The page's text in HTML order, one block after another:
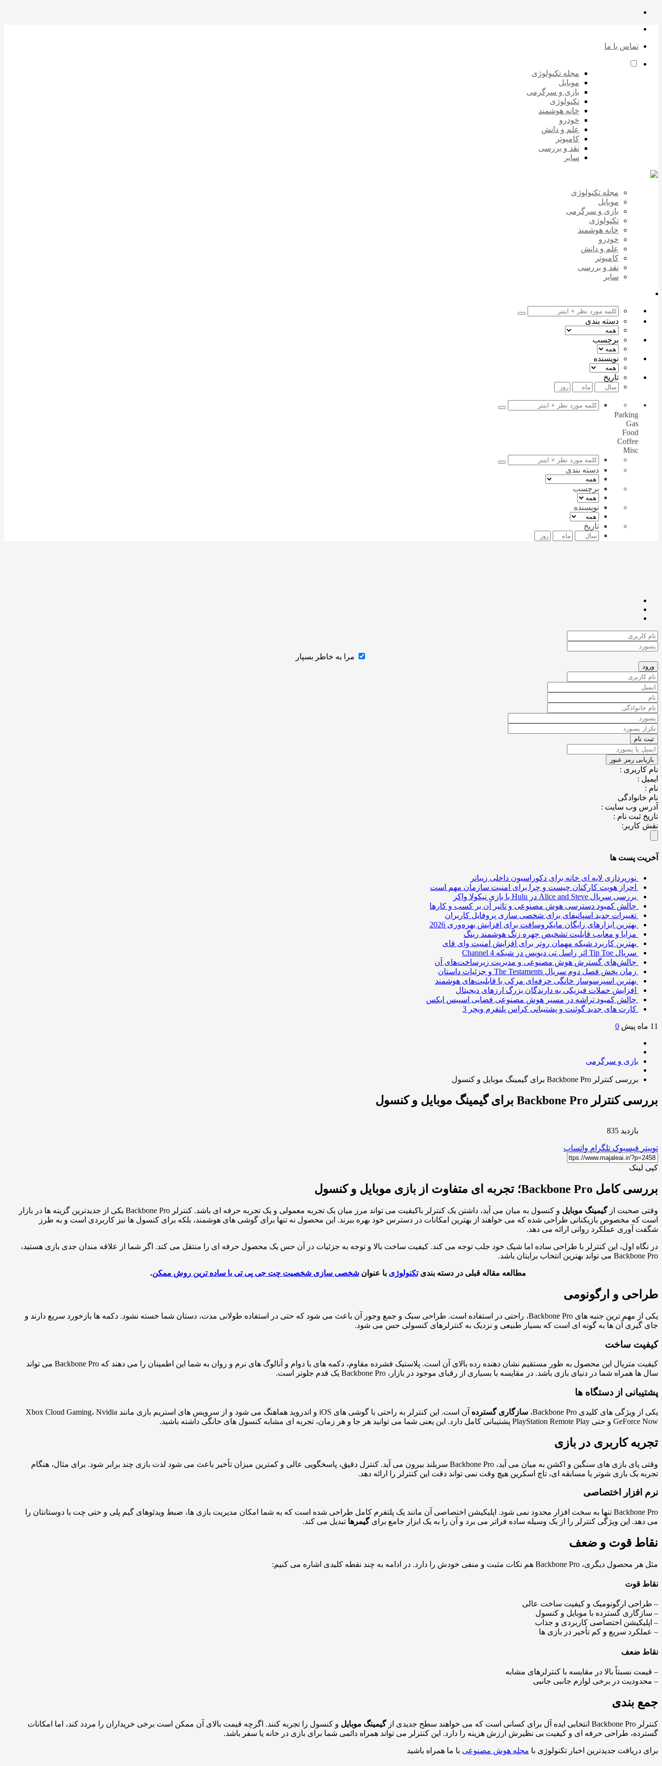
تماس با ما
مجله تکنولوژی
موبایل
بازی و سرگرمی
تکنولوژی
خانه هوشمند
خودرو
علم و دانش
کامپوتر
نقد و بررسی
سایر
مجله تکنولوژی
موبایل
بازی و سرگرمی
تکنولوژی
خانه هوشمند
خودرو
علم و دانش
کامپوتر
نقد و بررسی
سایر
دسته بندی
برچسب
نویسنده
تاریخ
Parking
Gas
Food
Coffee
Misc
دسته بندی
برچسب
نویسنده
تاریخ
مرا به خاطر بسپار
نام کاربری :
ایمیل :
نام :
نام خانوادگی
آدرس وب سایت :
تاریخ ثبت نام :
نقش کاربر:
آخریت پست ها
نورپردازی لایه ای خانه برای دکوراسیون داخلی زیباتر
احراز هویت کارکنان چیست و چرا برای امنیت سازمان مهم است
بررسی سریال Alice and Steve در Hulu با بازی نیکولا واکر
چالش کمبود دسترسی هوش مصنوعی و تاثیر آن بر کسب و کارها
تغییرات جدید اسپاتیفای برای شخصی سازی پروفایل کاربران
بهترین ابزارهای رایگان مایکروسافت برای افزایش بهره‌وری 2026
مزایا و معایب قابلیت تشخیص چهره زنگ هوشمند رینگ
بهترین کاربرد شبکه مهمان روتر برای افزایش امنیت وای فای
سریال Tip Toe اثر راسل تی دیویس در شبکه Channel 4
چالش‌های گسترش هوش مصنوعی و مدیریت زیرساخت‌های آن
زمان پخش فصل دوم سریال The Testaments و جزئیات داستان
بهترین اسپرسوساز خانگی حرفه‌ای مرکی با قابلیت‌های هوشمند
افزایش حملات فیزیکی به دارندگان بزرگ ارزهای دیجیتال
چالش کمبود تراشه در مسیر هوش مصنوعی فضایی اسپیس ایکس
کارت های جدید گوئنت و پشتیبانی کراس پلتفرم ویچر 3
11 ماه پیش 0
بازی و سرگرمی
بررسی کنترلر Backbone Pro برای گیمینگ موبایل و کنسول
بررسی کنترلر Backbone Pro برای گیمینگ موبایل و کنسول
بازدید 835
توییتر فیسبوک تلگرام واتساپ
کپی لینک
بررسی کامل Backbone Pro؛ تجربه ای متفاوت از بازی موبایل و کنسول
وقتی صحبت ازگیمینگ موبایل
و کنسول به میان می آید، داشتن یک کنترلر باکیفیت می تواند مرز میان یک تجربه معمولی و یک تجربه حرفه ای باشد. کنترلر Backbone Pro یکی از جدیدترین گزینه ها در بازار
است که مخصوص بازیکنانی طراحی شده که می خواهند از بهترین امکانات در دسترس خود بهره ببرند. این محصول نه تنها برای گوشی های هوشمند، بلکه برای کنسول ها نیز کاربردی است و به طرز
شگفت آوری عملکرد روانی ارائه می دهد.
در نگاه اول، این کنترلر با طراحی ساده اما شیک خود جلب توجه می کند. کیفیت ساخت بالا و توجه به جزئیات در آن حس یک محصول حرفه ای را منتقل می کند. اگر شما از علاقه مندان جدی بازی هستید،
Backbone Pro می تواند بهترین انتخاب برایتان باشد.
مطالعه مقاله قبلی در دسته بندیتکنولوژی با عنوانشخصی سازی شخصیت چت جی پی تی با ساده ترین روش ممکن.
طراحی و ارگونومی
یکی از مهم ترین جنبه های Backbone Pro، راحتی در استفاده است. طراحی سبک و جمع وجور آن باعث می شود که حتی در استفاده طولانی مدت، دستان شما خسته نشود. دکمه ها بازخورد سریع دارند و
جای گیری آن ها به گونه ای است که بسیار طبیعی و نزدیک به کنترلرهای کنسولی حس می شود.
کیفیت ساخت
کیفیت متریال این محصول به طور مستقیم نشان دهنده رده بالای آن است. پلاستیک فشرده مقاوم، دکمه های با دوام و آنالوگ های نرم و روان به شما این اطمینان را می دهند که Backbone Pro می تواند
سال ها همراه شما در دنیای بازی باشد. در مقایسه با بسیاری از رقبای موجود در بازار، Backbone Pro یک قدم جلوتر است.
پشتیبانی از دستگاه ها
یکی از ویژگی های کلیدی Backbone Pro، سازگاری گسترده
آن است. این کنترلر به راحتی با گوشی های iOS و اندروید هماهنگ می شود و از سرویس های استریم بازی مانند Xbox Cloud Gaming، Nvidia
GeForce Now و حتی PlayStation Remote Play پشتیبانی کامل دارد. این یعنی شما می توانید هر جا و هر زمان، تجربه ای مشابه کنسول های خانگی داشته باشید.
تجربه کاربری در بازی
وقتی پای بازی های سنگین و اکشن به میان می آید، Backbone Pro سربلند بیرون می آید. کنترل دقیق، پاسخگویی عالی و کمترین میزان تأخیر باعث می شود لذت بازی چند برابر شود. برای مثال، هنگام
تجربه یک بازی شوتر یا مسابقه ای، تاچ اسکرین هیچ وقت نمی تواند دقت این کنترلر را ارائه دهد.
نرم افزار اختصاصی
Backbone Pro تنها به سخت افزار محدود نمی شود. اپلیکیشن اختصاصی آن مانند یک پلتفرم کامل طراحی شده است که به شما امکان مدیریت بازی ها، ضبط ویدئوهای گیم پلی و حتی چت با دوستانتان را
می دهد. این ویژگی کنترلر را از یک وسیله ساده فراتر می برد و آن را به یک ابزار جامع برایگیمرها تبدیل می کند.
نقاط قوت و ضعف
مثل هر محصول دیگری، Backbone Pro هم نکات مثبت و منفی خودش را دارد. در ادامه به چند نقطه کلیدی اشاره می کنیم:
نقاط قوت
– طراحی ارگونومیک و کیفیت ساخت عالی
– سازگاری گسترده با موبایل و کنسول
– اپلیکیشن اختصاصی کاربردی و جذاب
– عملکرد سریع و کم تأخیر در بازی ها
نقاط ضعف
– قیمت نسبتاً بالا در مقایسه با کنترلرهای مشابه
– محدودیت در برخی لوازم جانبی جانبی
جمع بندی
کنترلر Backbone Pro انتخابی ایده آل برای کسانی است که می خواهند سطح جدیدی از گیمینگ موبایل و کنسول را تجربه کنند. اگرچه قیمت بالای آن ممکن است برخی خریداران را مردد کند، اما امکانات
گسترده، طراحی حرفه ای و کیفیت بی نظیرش ارزش هزینه را دارد. این کنترلر می تواند همراه دائمی شما برای بازی در خانه یا سفر باشد.
برای دریافت جدیدترین اخبار تکنولوژی با مجله هوش مصنوعی با ما همراه باشید